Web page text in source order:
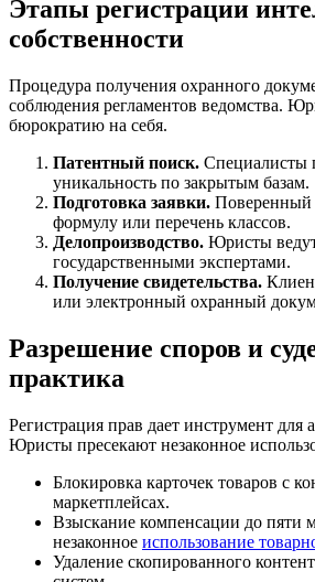
Этапы регистрации
собственности
Процедура получения охранного
соблюдения регламентов ведомства.
бюрократию на себя.
Патентный поиск. Специалисты
уникальность по закрытым базам.
Подготовка заявки. Поверенный
формулу или перечень классов.
Делопроизводство. Юристы
государственными экспертами.
Получение свидетельства.
или электронный охранный
Разрешение споров и
практика
Регистрация прав дает инструмент для
Юристы пресекают незаконное
Блокировка карточек товаров с
маркетплейсах.
Взыскание компенсации до пяти
незаконное использование
Удаление скопированного